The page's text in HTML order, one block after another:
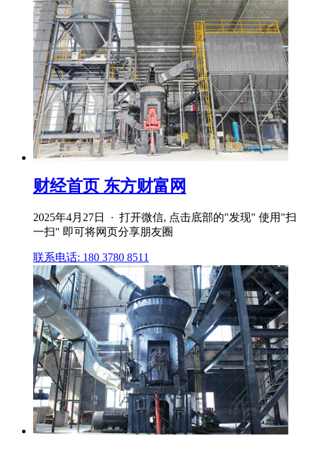
财经首页 东方财富网
2025年4月27日 · 打开微信, 点击底部的"发现" 使用"扫
一扫" 即可将网页分享朋友圈
联系电话: 180 3780 8511